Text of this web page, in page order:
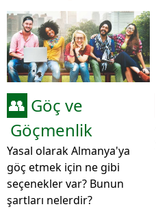
👥 Göç ve
Göçmenlik
Yasal olarak Almanya'ya
göç etmek için ne gibi
seçenekler var? Bunun
şartları nelerdir?